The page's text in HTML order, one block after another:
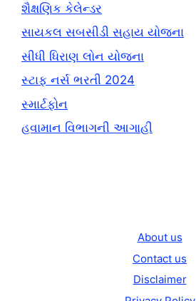
શૈક્ષણિક કેલેન્ડર
સાયકલ સબસીડી સહાય યોજના
સીધી ધિરાણ લોન યોજના
સ્ટાફ નર્સ ભરતી 2024
સ્માર્ટફોન
હવામાન વિભાગની આગાહી
About us
Contact us
Disclaimer